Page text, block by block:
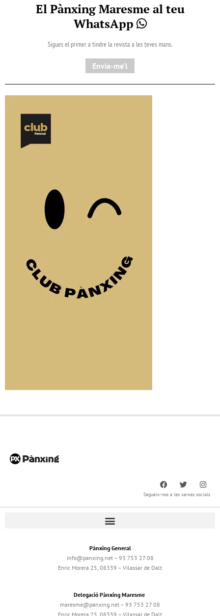
El Pànxing Maresme al teu
WhatsApp
Sigues el primer a tindre la revista a les teves mans.
Envia-me'l
Segueix-nos a les xarxes socials
Pànxing General
info@panxing.net – 93 753 27 08
Enric Morera 25, 08339 – Vilassar de Dalt
Delegació Pànxing Maresme
maresme@panxing.net – 93 753 27 08
Enric Morera 25, 08339 – Vilassar de Dalt